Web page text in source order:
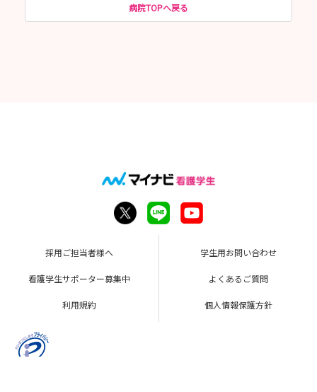
病院TOPへ戻る
採用ご担当者様へ 学生用お問い合わせ
看護学生サポーター募集中 よくあるご質問
利用規約 個人情報保護方針